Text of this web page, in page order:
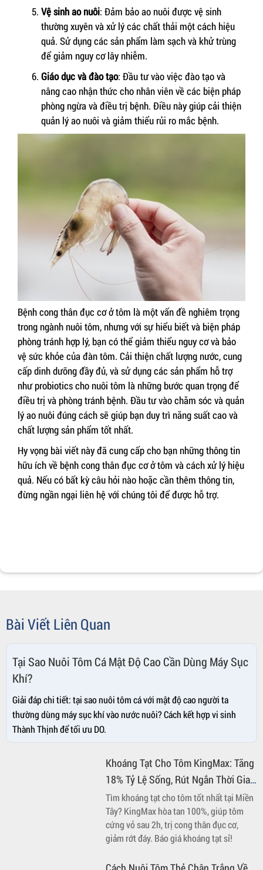
Vệ sinh ao nuôi: Đảm bảo ao nuôi được vệ sinh
thường xuyên và xử lý các chất thải một cách hiệu
quả. Sử dụng các sản phẩm làm sạch và khử trùng
để giảm nguy cơ lây nhiễm.
Giáo dục và đào tạo: Đầu tư vào việc đào tạo và
nâng cao nhận thức cho nhân viên về các biện pháp
phòng ngừa và điều trị bệnh. Điều này giúp cải thiện
quản lý ao nuôi và giảm thiểu rủi ro mắc bệnh.
Bệnh cong thân đục cơ ở tôm là một vấn đề nghiêm trọng
trong ngành nuôi tôm, nhưng với sự hiểu biết và biện pháp
phòng tránh hợp lý, bạn có thể giảm thiểu nguy cơ và bảo
vệ sức khỏe của đàn tôm. Cải thiện chất lượng nước, cung
cấp dinh dưỡng đầy đủ, và sử dụng các sản phẩm hỗ trợ
như probiotics cho nuôi tôm là những bước quan trọng để
điều trị và phòng tránh bệnh. Đầu tư vào chăm sóc và quản
lý ao nuôi đúng cách sẽ giúp bạn duy trì năng suất cao và
chất lượng sản phẩm tốt nhất.
Hy vọng bài viết này đã cung cấp cho bạn những thông tin
hữu ích về bệnh cong thân đục cơ ở tôm và cách xử lý hiệu
quả. Nếu có bất kỳ câu hỏi nào hoặc cần thêm thông tin,
đừng ngần ngại liên hệ với chúng tôi để được hỗ trợ.
Bài Viết Liên Quan
Tại Sao Nuôi Tôm Cá Mật Độ Cao Cần Dùng Máy Sục
Giải đáp chi tiết: tại sao nuôi tôm cá với mật độ cao người ta